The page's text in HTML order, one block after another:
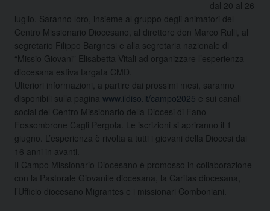
dal 20 al 26
luglio. Saranno loro, insieme al gruppo degli animatori del
Centro Missionario Diocesano, al direttore don Marco Rulli, al
segretario Filippo Bargnesi e alla segretaria nazionale di
“Missio Giovani” Elisabetta Vitali ad organizzare l’esperienza
diocesana estiva targata CMD.
Ulteriori informazioni, a partire dai prossimi mesi, saranno
disponibili sulla pagina www.ildiso.it/campo2025 e sui canali
social del Centro Missionario della Diocesi di Fano
Fossombrone Cagli Pergola. Le iscrizioni si apriranno il 1
giugno. L’esperienza è rivolta a tutti i giovani della Diocesi dai
16 anni in avanti.
Il Campo Missionario Diocesano è promosso in collaborazione
con la Pastorale Giovanile diocesana, la Caritas diocesana,
l’Ufficio diocesano Migrantes e i missionari Comboniani.